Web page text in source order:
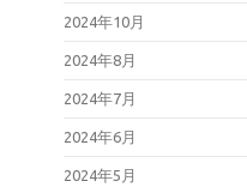
2024年10月
2024年8月
2024年7月
2024年6月
2024年5月